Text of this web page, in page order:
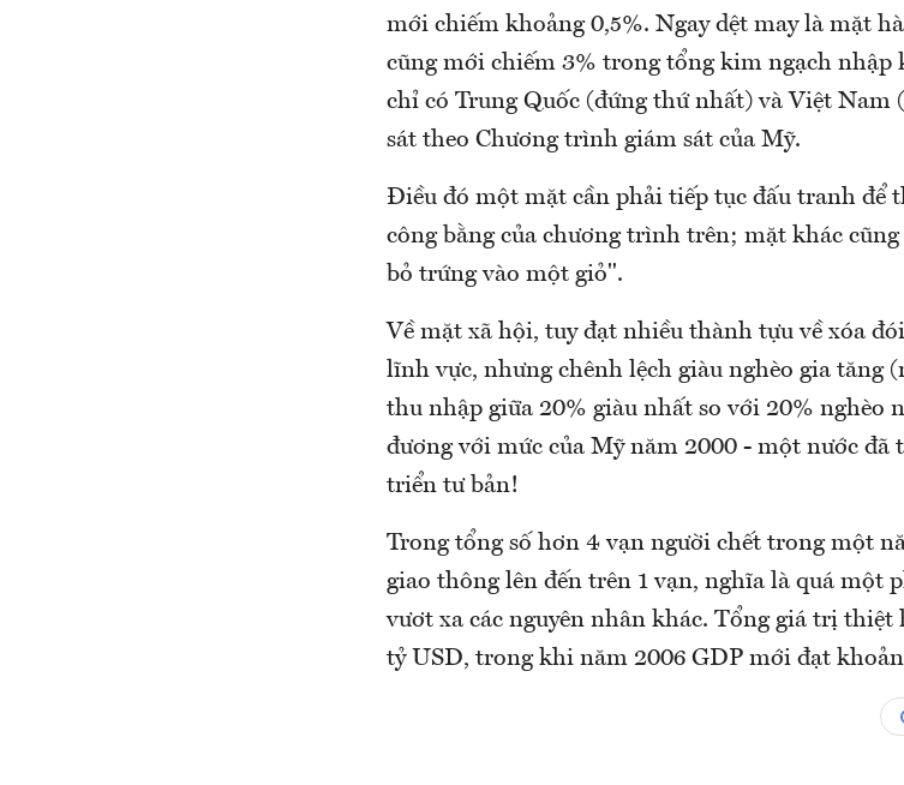
mới chiếm khoảng 0,5%. Ngay dệt may là mặt
cũng mới chiếm 3% trong tổng kim ngạch nhập
chỉ có Trung Quốc (đứng thứ nhất) và Việt Nam
sát theo Chương trình giám sát của Mỹ.
Điều đó một mặt cần phải tiếp tục đấu tranh để
công bằng của chương trình trên; mặt khác
bỏ trứng vào một giỏ".
Về mặt xã hội, tuy đạt nhiều thành tựu về xóa
lĩnh vực, nhưng chênh lệch giàu nghèo gia tăng
thu nhập giữa 20% giàu nhất so với 20% nghèo
đương với mức của Mỹ năm 2000 - một nước
triển tư bản!
Trong tổng số hơn 4 vạn người chết trong một
giao thông lên đến trên 1 vạn, nghĩa là quá một
vươt xa các nguyên nhân khác. Tổng giá trị thiệt
tỷ USD, trong khi năm 2006 GDP mới đạt